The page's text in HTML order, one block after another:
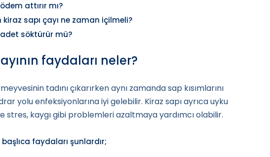
attırır mı?
kiraz sapı çayı ne zaman içilmeli?
adet söktürür mü?
faydaları neler?
tadını çıkarırken aynı zamanda sap kısımlarını
yolu enfeksiyonlarına iyi gelebilir. Kiraz sapı ayrıca uyku
stres, kaygı gibi problemleri azaltmaya yardımcı olabilir.
başlıca faydaları şunlardır;